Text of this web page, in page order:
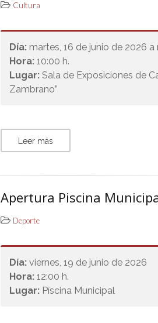
Cultura
Día: martes, 16 de junio de 2026
Hora:10:00 h.
Lugar:Sala de Exposiciones de
Zambrano”
Leer más
Apertura Piscina
Deporte
Día:viernes, 19 de junio de 2026
Hora:12:00 h.
Lugar: Pîscina Municipal